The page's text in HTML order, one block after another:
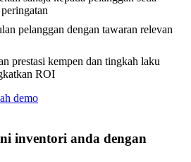
pelanggan dengan tawaran relevan
prestasi kempen dan tingkah laku
ROI
demo
inventori anda dengan